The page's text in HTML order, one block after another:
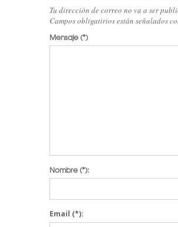
Tu dirección de correo no va a ser
Campos obligatirios están señalados
Mensaje(*)
Nombre(*):
Email (*):